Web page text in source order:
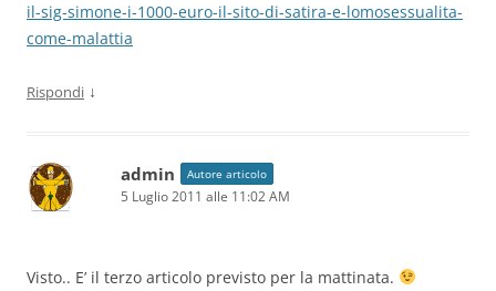
il-sig-simone-i-1000-euro-il-sito-di-satira-e-lomosessualita-
come-malattia
Rispondi ↓
admin Autore articolo
5 Luglio 2011 alle 11:02 AM
Visto.. E’ il terzo articolo previsto per la mattinata.